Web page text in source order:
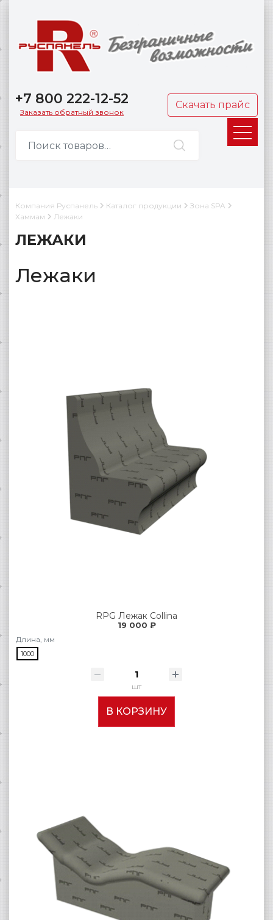
+7 800 222-12-52
Заказать обратный звонок
Скачать прайс
Компания Руспанель Каталог продукции
Зона SPA
Хаммам
Лежаки
ЛЕЖАКИ
Лежаки
RPG Лежак Collina
19 000 ₽
Длина, мм
1000
шт
В КОРЗИНУ